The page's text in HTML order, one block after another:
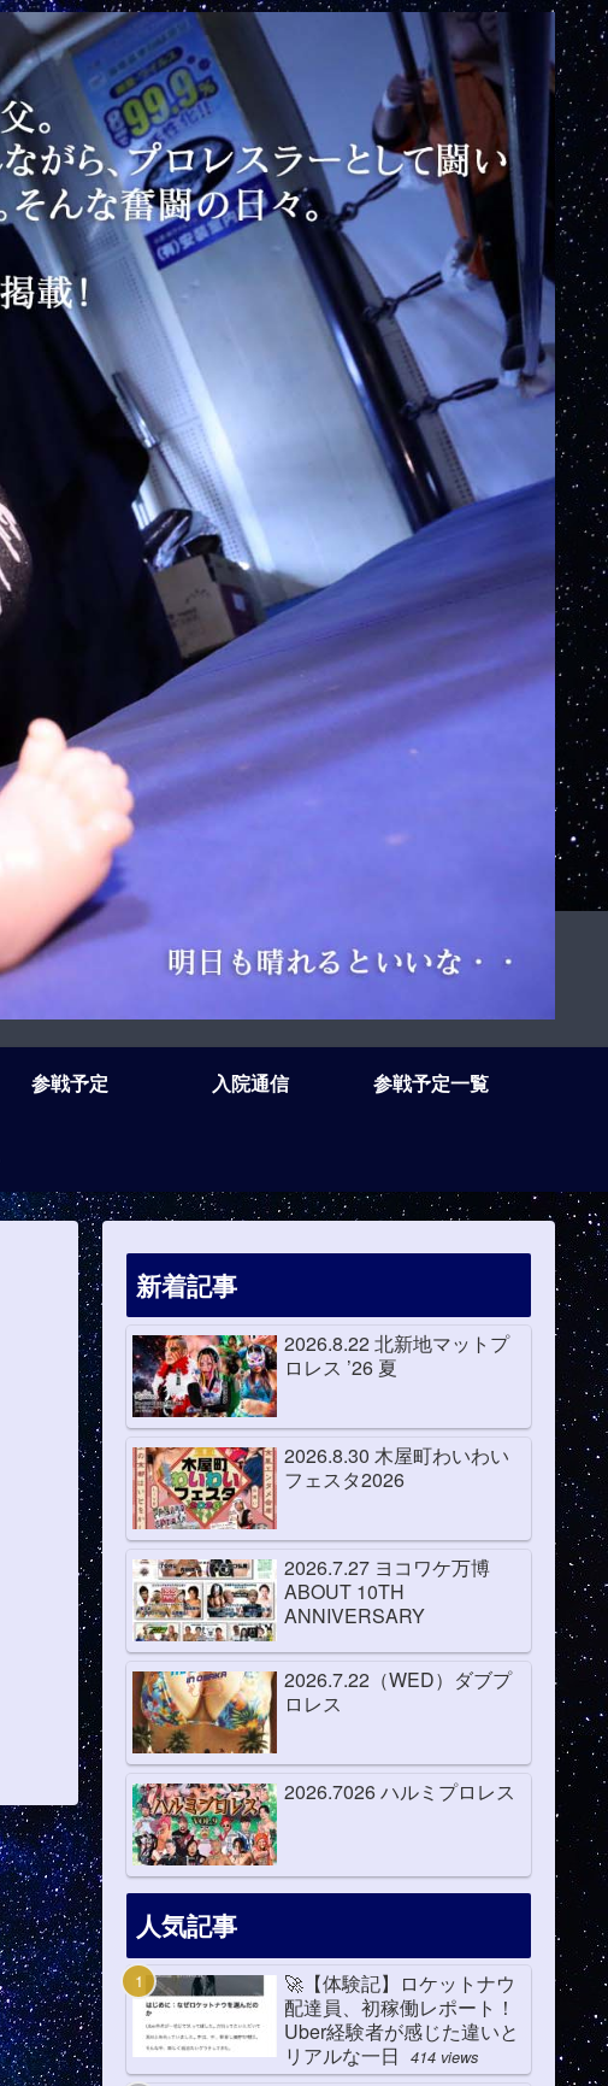
参戦予定 入院通信 参戦予定一覧
新着記事
2026.8.22 北新地マットプ
ロレス ’26 夏
2026.8.30 木屋町わいわい
フェスタ2026
2026.7.27 ヨコワケ万博
ABOUT 10TH
ANNIVERSARY
2026.7.22（WED）ダブプ
ロレス
2026.7026 ハルミプロレス
人気記事
🚀【体験記】ロケットナウ
配達員、初稼働レポート！
Uber経験者が感じた違いと
リアルな一日
414 views